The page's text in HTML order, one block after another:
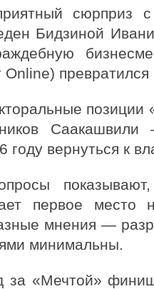
сюрприз
Бидзиной
позиции
вернуться к
первое место
мнения —
минимальны.
за «Мечтой»